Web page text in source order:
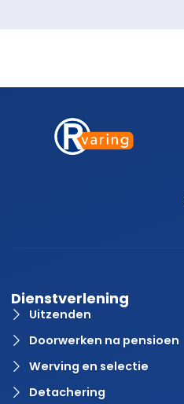
Dienstverlening
Uitzenden
Doorwerken na pensioen
Werving en selectie
Detachering